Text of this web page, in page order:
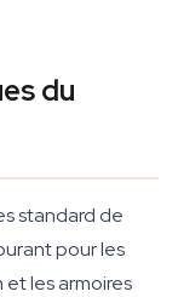
du
standard de
pour les
les armoires